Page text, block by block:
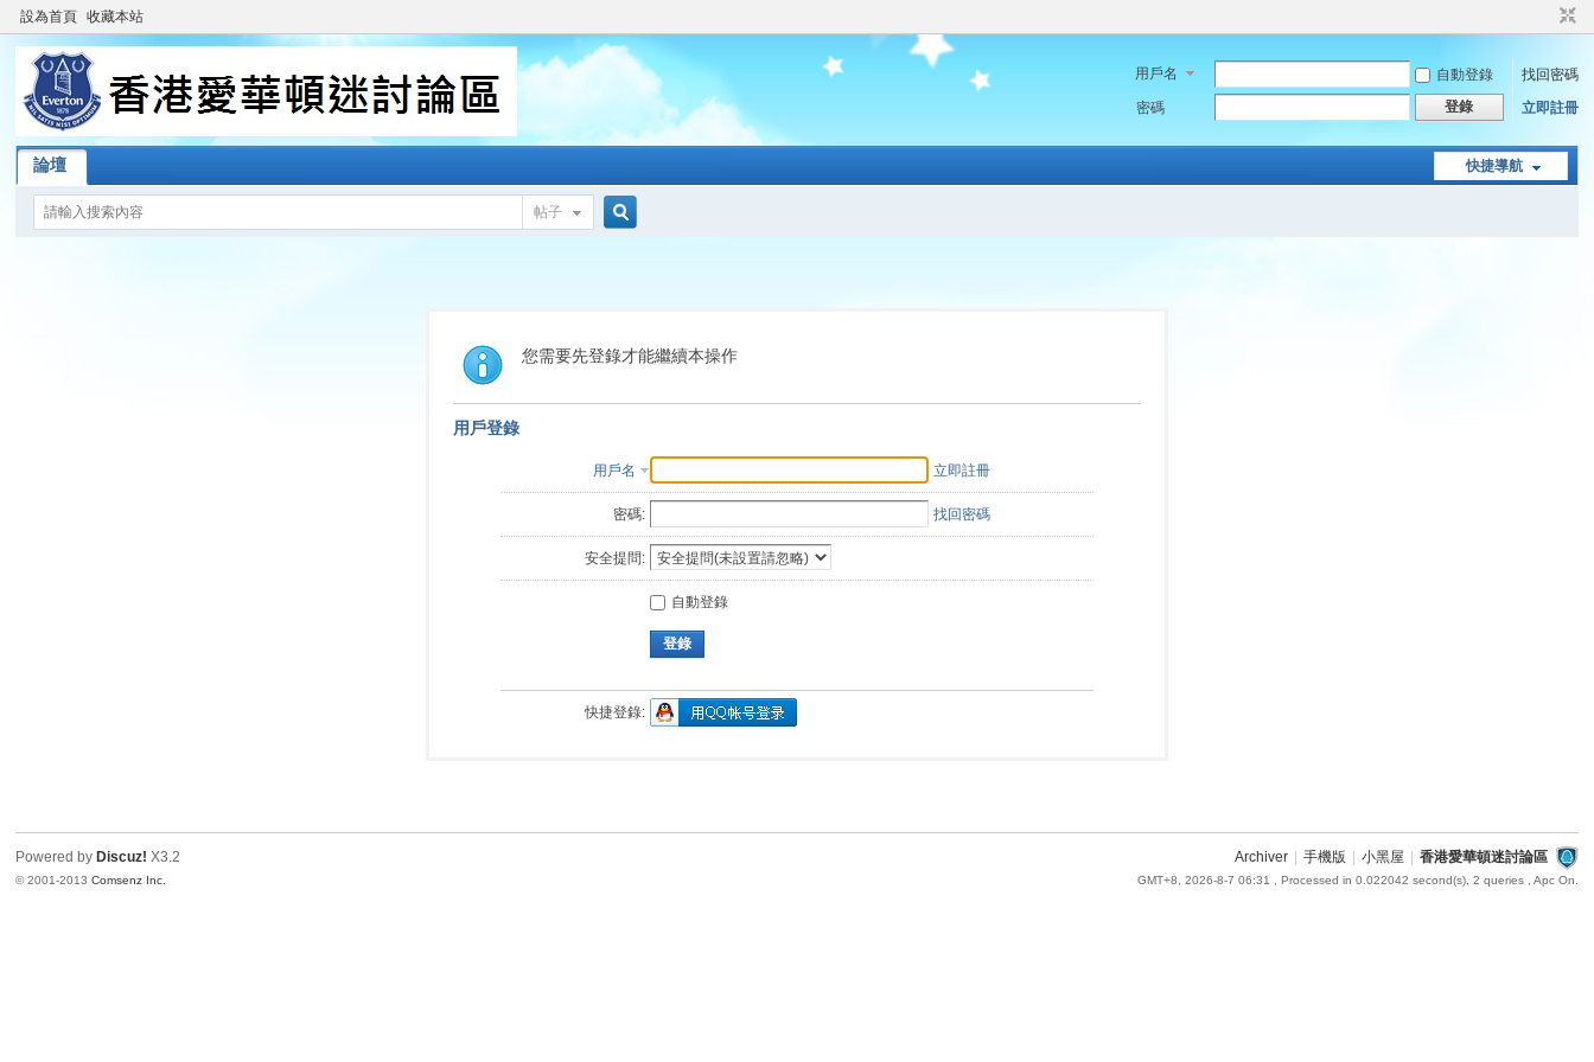
設為首頁 收藏本站
用戶名 自動登錄
找回密碼
密碼
登錄 立即註冊
快捷導航
論壇
帖子
索
您需要先登錄才能繼續本操作
用戶登錄
用戶名 立即註冊
密碼: 找回密碼
安全提問:
自動登錄
登錄
快捷登錄:
Archiver 手機版 小黑屋 香港愛華頓迷討論區
GMT+8, 2026-8-7 06:31 , Processed in 0.022042 second(s), 2 queries , Apc On.
Powered by Discuz! X3.2
© 2001-2013Comsenz Inc.